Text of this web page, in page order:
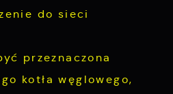
do sieci
przeznaczona
kotła węglowego,